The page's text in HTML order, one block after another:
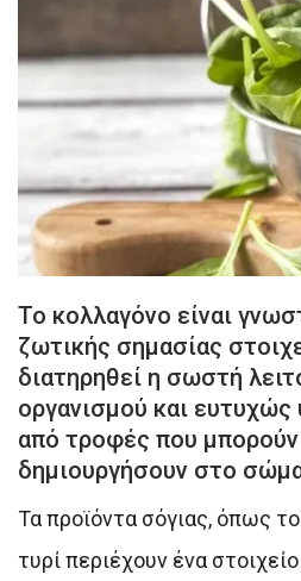
Το κολλαγόνο είναι
ζωτικής σημασίας
διατηρηθεί η σωστή
οργανισμού και ευτυχώς
από τροφές που μπορούν
δημιουργήσουν στο
Τα προϊόντα σόγιας, όπως
τυρί περιέχουν ένα